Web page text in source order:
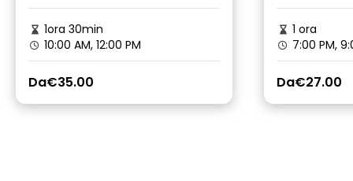
1ora 30min
10:00 AM, 12:00 PM
Da€35.00
1 ora
7:00 PM,
Da€27.00